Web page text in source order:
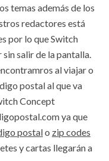
temas además de los
redactores está
por lo que Switch
salir de la pantalla.
al viajar o
postal al que va
Concept
ya que
postalo zip codes
y cartas llegarán a